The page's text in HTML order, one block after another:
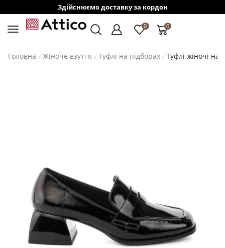
Здійснюємо доставку за кордон
0 0
Головна / Жіноче взуття / Туфлі на підборах / Туфлі жіночі на